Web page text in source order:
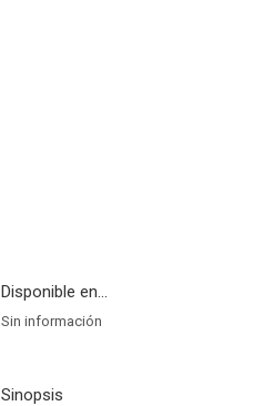
Disponible en...
Sin información
Sinopsis